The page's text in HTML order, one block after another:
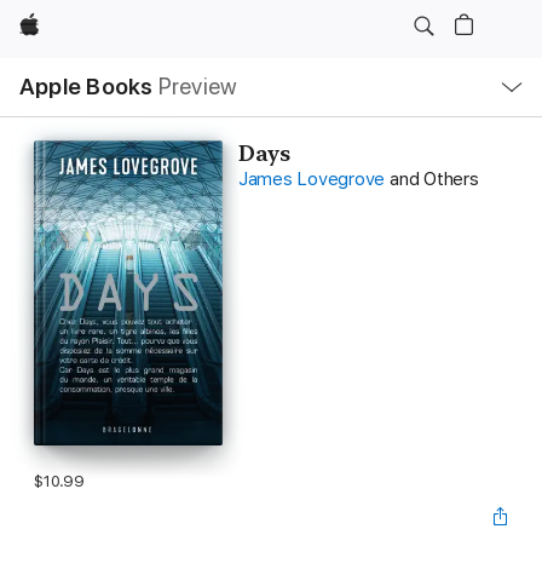
Apple
Apple Books Preview
Nav
Open
Menu
Days
James Lovegrove and Others
$10.99